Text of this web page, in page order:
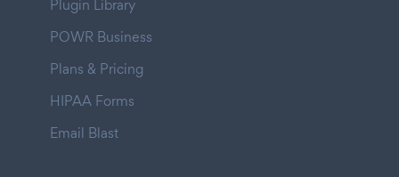
Plugin Library
POWR Business
Plans & Pricing
HIPAA Forms
Email Blast